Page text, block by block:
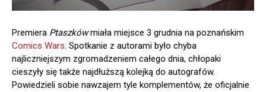
Premiera Ptaszkówmiała miejsce 3 grudnia na poznańskim
Comics Wars. Spotkanie z autorami było chyba
najliczniejszym zgromadzeniem całego dnia, chłopaki
cieszyły się także najdłuższą kolejką do autografów.
Powiedzieli sobie nawzajem tyle komplementów, że oficjalnie